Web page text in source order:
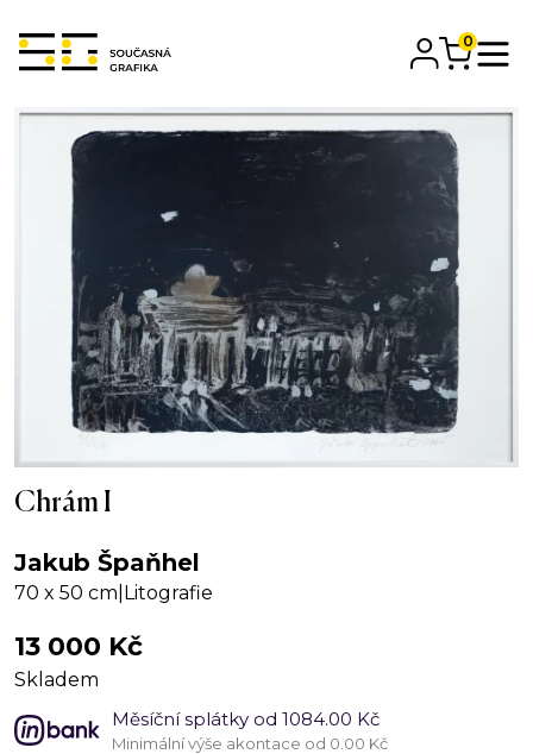
0
Chrám I
Jakub Špaňhel
70 x 50 cm Litografie
13 000 Kč
Skladem
Měsíční splátky od 1084.00 Kč
Minimální výše akontace od 0.00 Kč